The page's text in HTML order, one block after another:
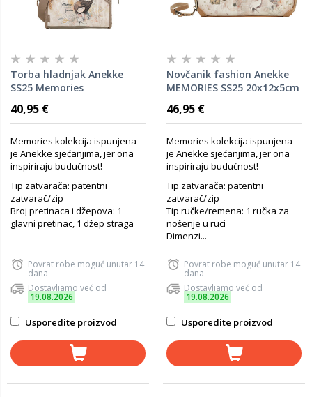
Torba hladnjak Anekke
SS25 Memories
P10
40,95 €
Memories kolekcija ispunjena
je Anekke sjećanjima, jer ona
inspiriraju budućnost!
Tip zatvarača: patentni
zatvarač/zip
Broj pretinaca i džepova: 1
glavni pretinac, 1 džep straga
Povrat robe moguć unutar 14
dana
Dostavljamo već od
19.08.2026
Usporedite proizvod
Novčanik fashion Anekke
MEMORIES SS25 20x12x5cm
46,95 €
Memories kolekcija ispunjena
je Anekke sjećanjima, jer ona
inspiriraju budućnost!
Tip zatvarača: patentni
zatvarač/zip
Tip ručke/remena: 1 ručka za
nošenje u ruci
Dimenzi...
Povrat robe moguć unutar 14
dana
Dostavljamo već od
19.08.2026
Usporedite proizvod